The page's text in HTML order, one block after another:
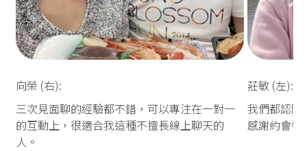
向榮 (右):
三次見面聊的經驗都不錯，可以專注在一對一
的互動上，很適合我這種不擅長線上聊天的
人。
莊敏 (左):
我們都認同
感謝約會餐